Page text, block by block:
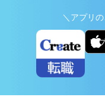
＼アプリ
ア